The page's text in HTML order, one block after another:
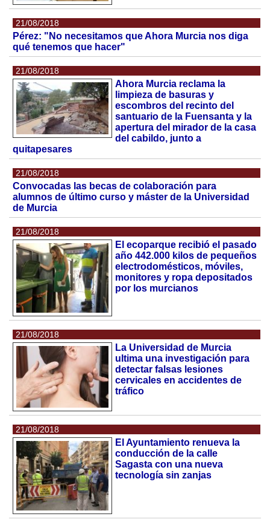
21/08/2018
Pérez: "No necesitamos que Ahora Murcia nos diga
qué tenemos que hacer"
21/08/2018
Ahora Murcia reclama la
limpieza de basuras y
escombros del recinto del
santuario de la Fuensanta y la
apertura del mirador de la casa
del cabildo, junto a
quitapesares
21/08/2018
Convocadas las becas de colaboración para
alumnos de último curso y máster de la Universidad
de Murcia
21/08/2018
El ecoparque recibió el pasado
año 442.000 kilos de pequeños
electrodomésticos, móviles,
monitores y ropa depositados
por los murcianos
21/08/2018
La Universidad de Murcia
ultima una investigación para
detectar falsas lesiones
cervicales en accidentes de
tráfico
21/08/2018
El Ayuntamiento renueva la
conducción de la calle
Sagasta con una nueva
tecnología sin zanjas